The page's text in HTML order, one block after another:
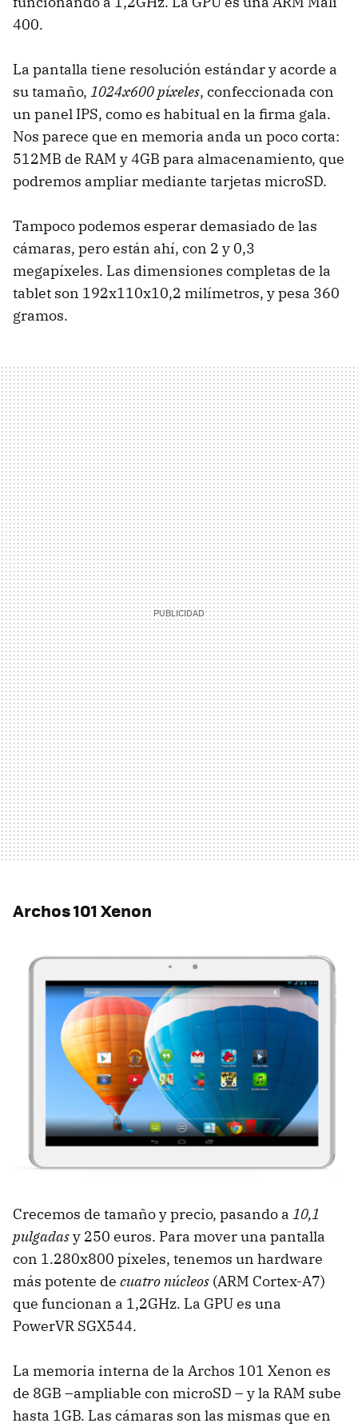
400.
La pantalla tiene resolución estándar y acorde a
su tamaño, 1024x600 píxeles, confeccionada con
un panel IPS, como es habitual en la firma gala.
Nos parece que en memoria anda un poco corta:
512MB de RAM y 4GB para almacenamiento, que
podremos ampliar mediante tarjetas microSD.
Tampoco podemos esperar demasiado de las
cámaras, pero están ahí, con 2 y 0,3
megapíxeles. Las dimensiones completas de la
tablet son 192x110x10,2 milímetros, y pesa 360
gramos.
Archos 101 Xenon
Crecemos de tamaño y precio, pasando a 10,1
pulgadasy 250 euros. Para mover una pantalla
con 1.280x800 píxeles, tenemos un hardware
más potente de cuatro núcleos (ARM Cortex-A7)
que funcionan a 1,2GHz. La GPU es una
PowerVR SGX544.
La memoria interna de la Archos 101 Xenon es
de 8GB –ampliable con microSD – y la RAM sube
hasta 1GB. Las cámaras son las mismas que en